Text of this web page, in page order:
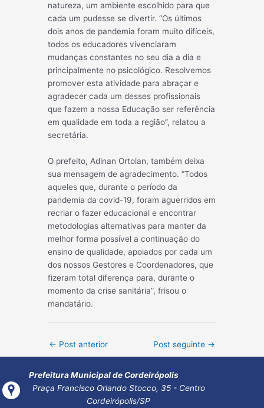
natureza, um ambiente escolhido para que
cada um pudesse se divertir. “Os últimos
dois anos de pandemia foram muito difíceis,
todos os educadores vivenciaram
mudanças constantes no seu dia a dia e
principalmente no psicológico. Resolvemos
promover esta atividade para abraçar e
agradecer cada um desses profissionais
que fazem a nossa Educação ser referência
em qualidade em toda a região”, relatou a
secretária.
O prefeito, Adinan Ortolan, também deixa
sua mensagem de agradecimento. “Todos
aqueles que, durante o período da
pandemia da covid-19, foram aguerridos em
recriar o fazer educacional e encontrar
metodologias alternativas para manter da
melhor forma possível a continuação do
ensino de qualidade, apoiados por cada um
dos nossos Gestores e Coordenadores, que
fizeram total diferença para, durante o
momento da crise sanitária”, frisou o
mandatário.
Post
← Post anterior Post seguinte →
Prefeitura Municipal de Cordeirópolis
Praça Francisco Orlando Stocco, 35 - Centro
Cordeirópolis/SP